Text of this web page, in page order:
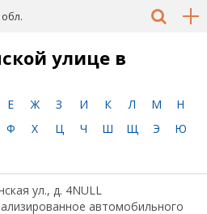
улице в
Е Ж З И К Л М
Н
Ф Х Ц Ч Ш Щ Э
Ю
ул., д. 4NULL
автомобильного